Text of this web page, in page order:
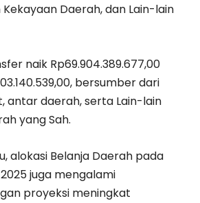
Kekayaan Daerah, dan Lain-lain
naik Rp69.904.389.677,00
bersumber dari
antar daerah, serta Lain-lain
yang Sah.
alokasi Belanja Daerah pada
juga mengalami
proyeksi meningkat